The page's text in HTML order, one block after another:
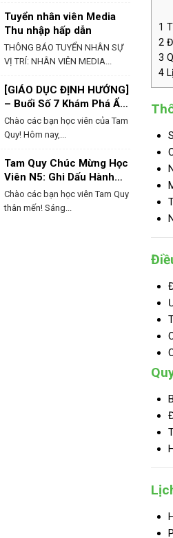
Tuyển nhân viên Media
Thu nhập hấp dẫn
THÔNG BÁO TUYỂN NHÂN SỰ
VỊ TRÍ: NHÂN VIÊN MEDIA...
[GIÁO DỤC ĐỊNH HƯỚNG]
– Buổi Số 7 Khám Phá Ẩm
Thực & Phong Tục Của
Nhật Bản
Chào các bạn học viên của Tam
Quy! Hôm nay,...
Tam Quy Chúc Mừng Học
Viên N5: Ghi Dấu Hành
Trình, Mở Lối Tương Lai!
Chào các bạn học viên Tam Quy
thân mến! Sáng...
1
2
3
4